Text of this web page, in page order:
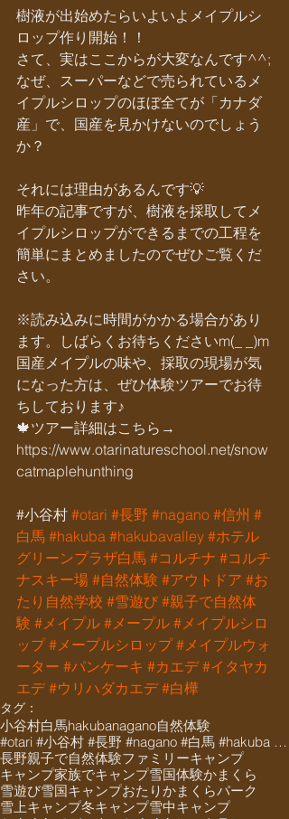
樹液が出始めたらいよいよメイプルシ
ロップ作り開始！！
さて、実はここからが大変なんです^^;
なぜ、スーパーなどで売られているメ
イプルシロップのほぼ全てが「カナダ
産」で、国産を見かけないのでしょう
か？
それには理由があるんです💡
昨年の記事ですが、樹液を採取してメ
イプルシロップができるまでの工程を
簡単にまとめましたのでぜひご覧くだ
さい。
※読み込みに時間がかかる場合があり
ます。しばらくお待ちくださいm(_ _)m
国産メイプルの味や、採取の現場が気
になった方は、ぜひ体験ツアーでお待
ちしております♪
🍁ツアー詳細はこちら→
https://www.otarinatureschool.net/snow
catmaplehunthing
‭#小谷村 #otari #長野 #nagano #信州 #
白馬 #hakuba #hakubavalley #ホテル
グリーンプラザ白馬 #コルチナ #コルチ
ナスキー場 #自然体験 #アウトドア #お
たり自然学校 #雪遊び #親子で自然体
験 #メイプル #メープル #メイプルシロ
ップ #メープルシロップ #メイプルウォ
ーター #パンケーキ #カエデ #イタヤカ
エデ #ウリハダカエデ #白樺
タグ：
小谷村白馬hakubanagano自然体験
#otari #小谷村 #長野 #nagano #白馬 #hakuba #栂池 #栂池高原 #栂池高
長野親子で自然体験ファミリーキャンプ
キャンプ家族でキャンプ雪国体験かまくら
雪遊び雪国キャンプおたりかまくらパーク
雪上キャンプ冬キャンプ雪中キャンプ